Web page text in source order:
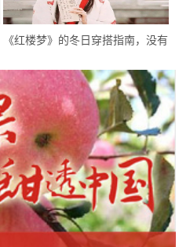
《红楼梦》的冬日穿搭指南，没有